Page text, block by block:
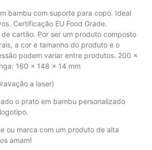
bambu com suporte para copo. Ideal
Certificação EU Food Grade.
de cartão. Por ser um produto composto
a cor e tamanho do produto e o
podem variar entre produtos. 200 x
160 x 148 x 14 mm
a laser)
o prato em bambu personalizado
ou marca com um produto de alta
amam!